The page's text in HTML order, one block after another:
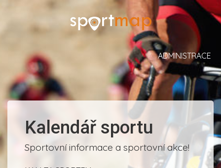
ADMINISTRACE
Kalendář sportu
Sportovní informace a sportovní akce!